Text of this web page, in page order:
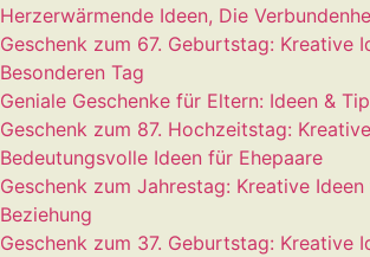
Herzerwärmende Ideen, Die
Geschenk zum 67. Geburtstag: Kreative
Besonderen Tag
Geniale Geschenke für Eltern: Ideen &
Geschenk zum 87. Hochzeitstag:
Bedeutungsvolle Ideen für Ehepaare
Geschenk zum Jahrestag: Kreative
Beziehung
Geschenk zum 37. Geburtstag: Kreative